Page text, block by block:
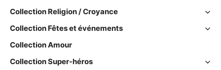
Collection Religion / Croyance
Collection Fêtes et événements
Collection Amour
Collection Super-héros